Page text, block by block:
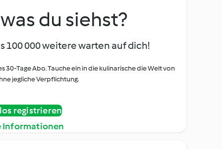
du siehst?
100 000 weitere warten auf dich!
Tage Abo. Tauche ein in die kulinarische die Welt von
jegliche Verpflichtung.
registrieren
Informationen